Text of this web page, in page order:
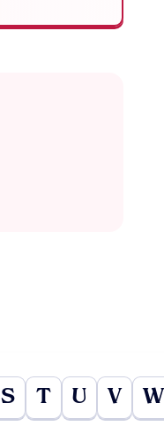
S T U V W